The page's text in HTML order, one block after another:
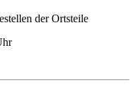
der Ortsteile